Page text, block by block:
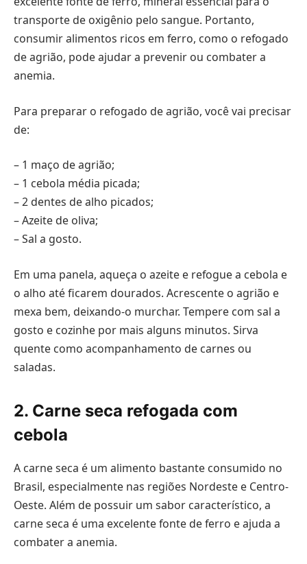
transporte de oxigênio pelo sangue. Portanto,
consumir alimentos ricos em ferro, como o refogado
de agrião, pode ajudar a prevenir ou combater a
anemia.
Para preparar o refogado de agrião, você vai precisar
de:
– 1 maço de agrião;
– 1 cebola média picada;
– 2 dentes de alho picados;
– Azeite de oliva;
– Sal a gosto.
Em uma panela, aqueça o azeite e refogue a cebola e
o alho até ficarem dourados. Acrescente o agrião e
mexa bem, deixando-o murchar. Tempere com sal a
gosto e cozinhe por mais alguns minutos. Sirva
quente como acompanhamento de carnes ou
saladas.
2. Carne seca refogada com
cebola
A carne seca é um alimento bastante consumido no
Brasil, especialmente nas regiões Nordeste e Centro-
Oeste. Além de possuir um sabor característico, a
carne seca é uma excelente fonte de ferro e ajuda a
combater a anemia.